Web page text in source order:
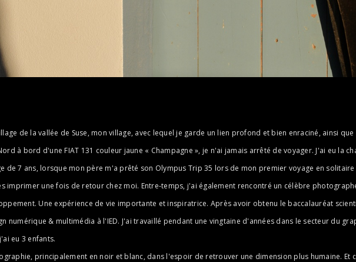
de la vallée de Suse, mon village, avec lequel je garde un lien profond et bien enraciné, ainsi
à bord d'une FIAT 131 couleur jaune « Champagne », je n'ai jamais arrêté de voyager. J'ai eu la
7 ans, lorsque mon père m'a prêté son Olympus Trip 35 lors de mon premier voyage en solitaire
une fois de retour chez moi. Entre-temps, j'ai également rencontré un célèbre
Une expérience de vie importante et inspiratrice. Après avoir obtenu le baccalauréat
numérique & multimédia à l'IED. J'ai travaillé pendant une vingtaine d'années dans le secteur du
eu 3 enfants.
principalement en noir et blanc, dans l'espoir de retrouver une dimension plus humaine. Et